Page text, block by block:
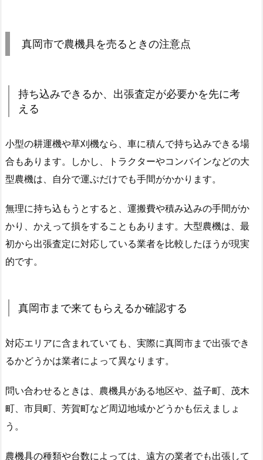
真岡市で農機具を売るときの注意点
持ち込みできるか、出張査定が必要かを先に考
える
小型の耕運機や草刈機なら、車に積んで持ち込みできる場
合もあります。しかし、トラクターやコンバインなどの大
型農機は、自分で運ぶだけでも手間がかかります。
無理に持ち込もうとすると、運搬費や積み込みの手間がか
かり、かえって損をすることもあります。大型農機は、最
初から出張査定に対応している業者を比較したほうが現実
的です。
真岡市まで来てもらえるか確認する
対応エリアに含まれていても、実際に真岡市まで出張でき
るかどうかは業者によって異なります。
問い合わせるときは、農機具がある地区や、益子町、茂木
町、市貝町、芳賀町など周辺地域かどうかも伝えましょ
う。
農機具の種類や台数によっては、遠方の業者でも出張して